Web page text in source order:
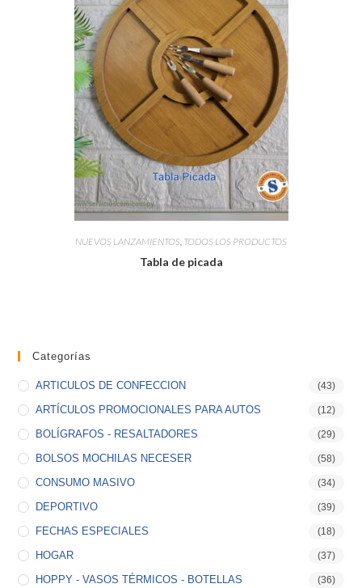
NUEVOS LANZAMIENTOS, TODOS LOS PRODUCTOS
Tabla de picada
Categorías
ARTICULOS DE CONFECCION (43)
ARTÍCULOS PROMOCIONALES PARA AUTOS (12)
BOLÍGRAFOS - RESALTADORES (29)
BOLSOS MOCHILAS NECESER (58)
CONSUMO MASIVO (34)
DEPORTIVO (39)
FECHAS ESPECIALES (18)
HOGAR (37)
HOPPY - VASOS TÉRMICOS - BOTELLAS (36)